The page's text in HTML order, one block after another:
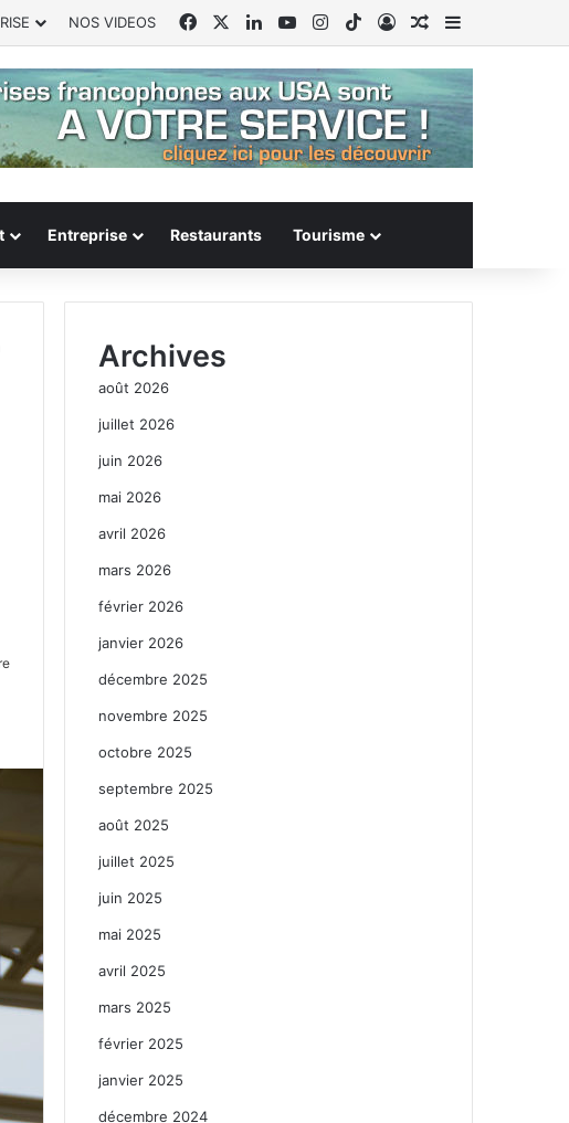
NOS VIDEOS FacebookLinkedinYouTubeInstagram
TikTokConnexion
Article Aléatoire
Sidebar
Entreprise Restaurants Tourisme
Archives
août 2026
juillet 2026
juin 2026
mai 2026
avril 2026
mars 2026
février 2026
janvier 2026
décembre 2025
novembre 2025
octobre 2025
septembre 2025
août 2025
juillet 2025
juin 2025
mai 2025
avril 2025
mars 2025
février 2025
janvier 2025
décembre 2024